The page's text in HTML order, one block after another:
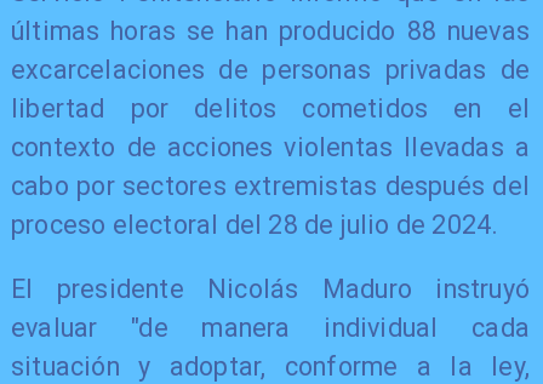
últimas horas se han producido 88 nuevas
excarcelaciones de personas privadas de
libertad por delitos cometidos en el
contexto de acciones violentas llevadas a
cabo por sectores extremistas después del
proceso electoral del 28 de julio de 2024.
El presidente Nicolás Maduro instruyó
evaluar "de manera individual cada
situación y adoptar, conforme a la ley,